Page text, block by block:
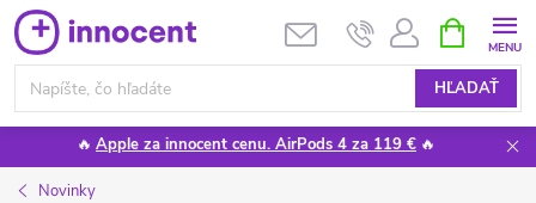
Prejsť
na
obsah
HĽADAŤ
KOŠÍK
🔥 Apple za innocent cenu. AirPods 4 za 119 € 🔥
Novinky